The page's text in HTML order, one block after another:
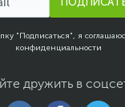
классика.
- складываются в
"Подписаться", я
конфиденциальности
дружить в